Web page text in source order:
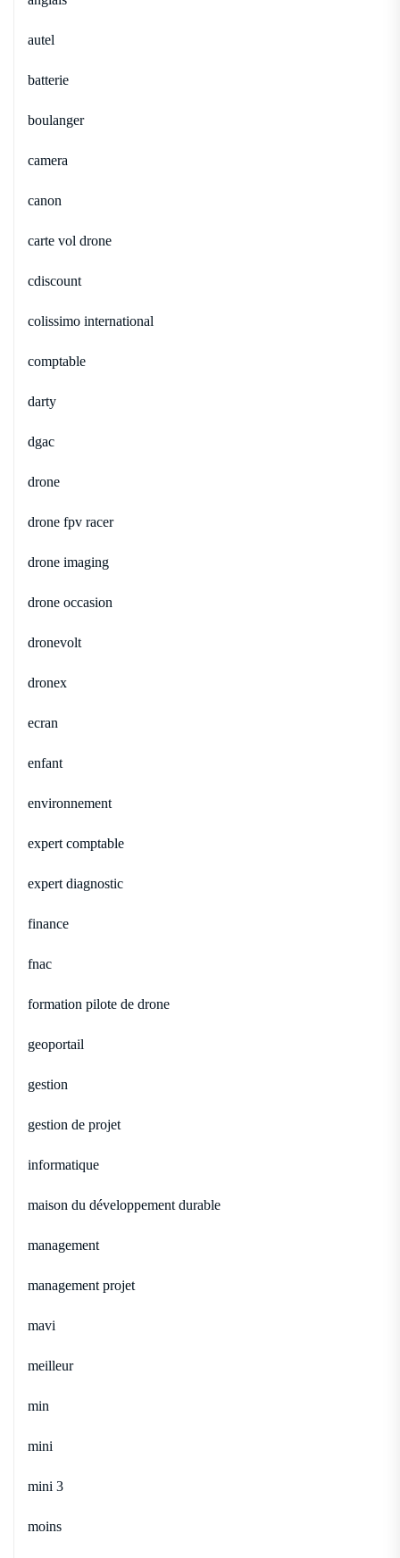
autel
batterie
boulanger
camera
canon
carte vol drone
cdiscount
colissimo international
comptable
darty
dgac
drone
drone fpv racer
drone imaging
drone occasion
dronevolt
dronex
ecran
enfant
environnement
expert comptable
expert diagnostic
finance
fnac
formation pilote de drone
geoportail
gestion
gestion de projet
informatique
maison du développement durable
management
management projet
mavi
meilleur
min
mini
mini 3
moins